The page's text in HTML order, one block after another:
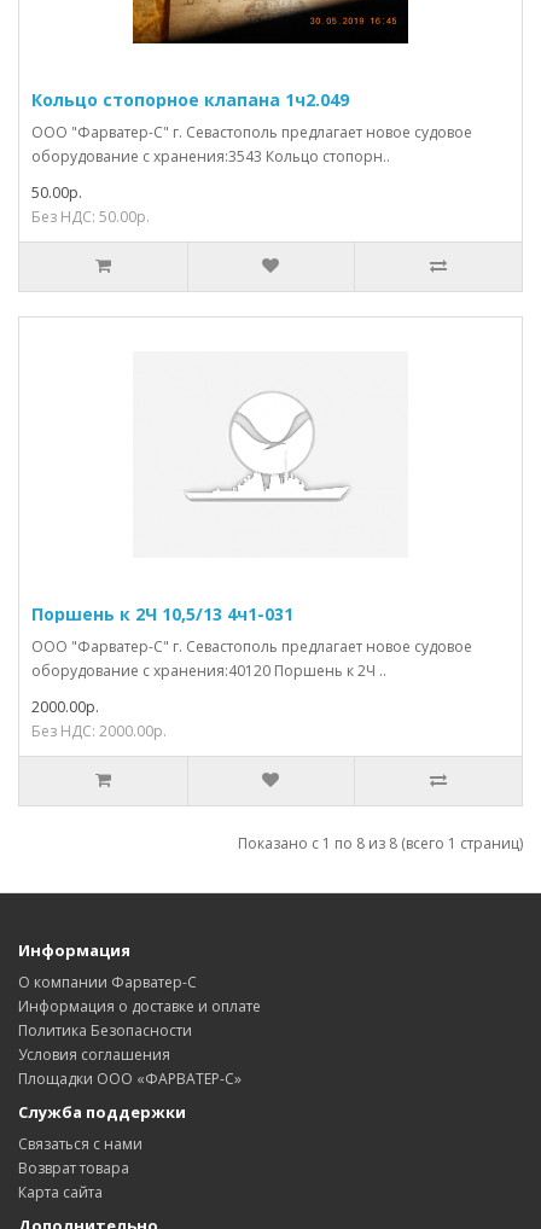
Кольцо стопорное клапана 1ч2.049
ООО "Фарватер-С" г. Севастополь предлагает новое судовое
оборудование с хранения:3543 Кольцо стопорн..
50.00р.
Без НДС: 50.00р.
Поршень к 2Ч 10,5/13 4ч1-031
ООО "Фарватер-С" г. Севастополь предлагает новое судовое
оборудование с хранения:40120 Поршень к 2Ч ..
2000.00р.
Без НДС: 2000.00р.
Показано с 1 по 8 из 8 (всего 1 страниц)
Информация
О компании Фарватер-С
Информация о доставке и оплате
Политика Безопасности
Условия соглашения
Площадки ООО «ФАРВАТЕР-С»
Служба поддержки
Связаться с нами
Возврат товара
Карта сайта